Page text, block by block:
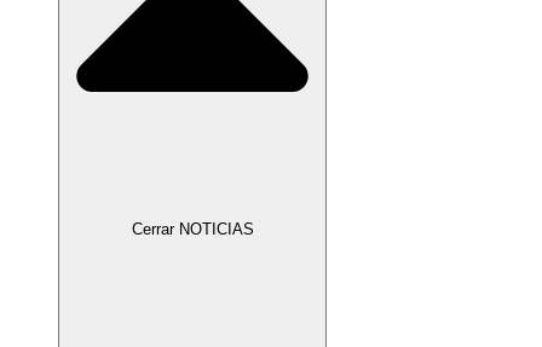
Cerrar NOTICIAS